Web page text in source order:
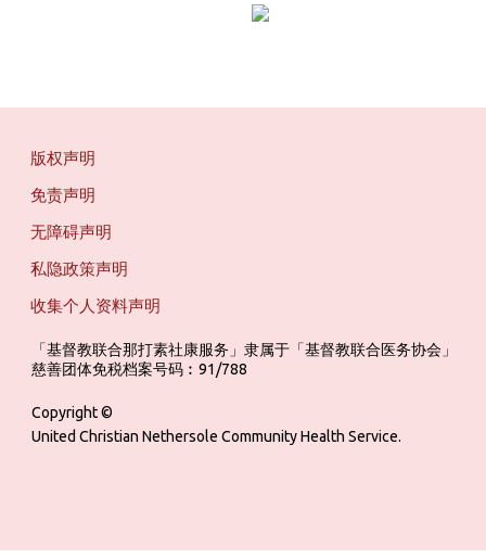
版权声明
免责声明
无障碍声明
私隐政策声明
收集个人资料声明
「基督教联合那打素社康服务」隶属于「基督教联合医务协会」
慈善团体免税档案号码︰91/788
Copyright ©
United Christian Nethersole Community Health Service.